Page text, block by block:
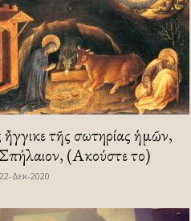
ἤγγικε τῆς σωτηρίας ἡμῶν,
Σπήλαιον, (Ακούστε το)
Δεκ-2020